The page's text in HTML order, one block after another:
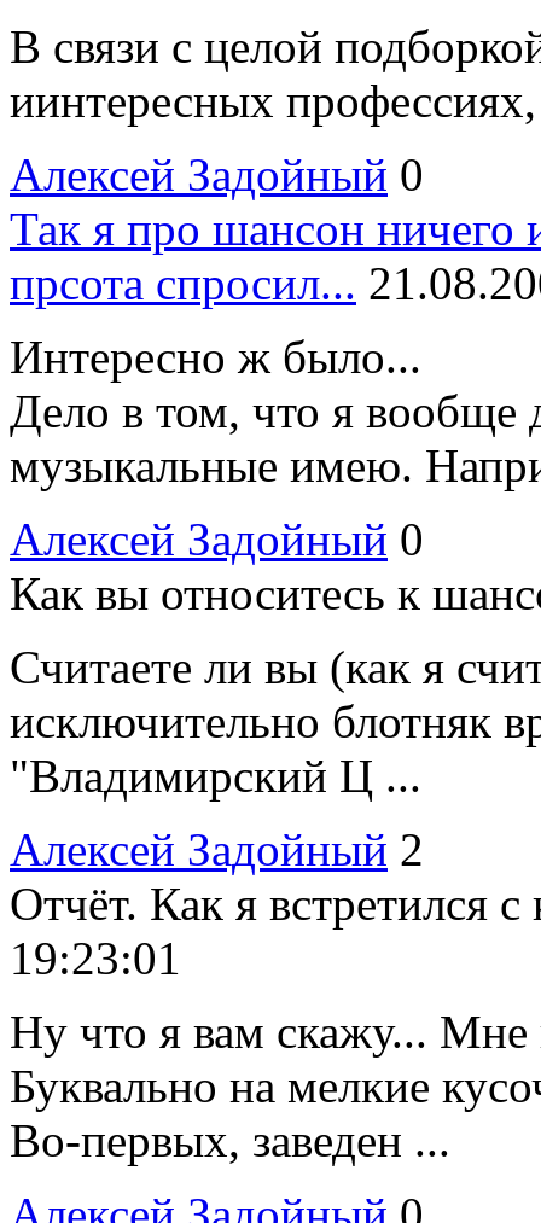
В связи с целой
иинтересных
Алексей Задойный 0
Так я про шансон ничего
прсота спросил...
Интересно ж было...
Дело в том, что я вообще
музыкальные имею.
Алексей Задойный 0
Как вы относитесь к
Считаете ли вы (как я
исключительно блотняк
"Владимирский Ц ...
Алексей Задойный 2
Отчёт. Как я встретился
19:23:01
Ну что я вам скажу... Мне
Буквально на мелкие
Во-первых, заведен ...